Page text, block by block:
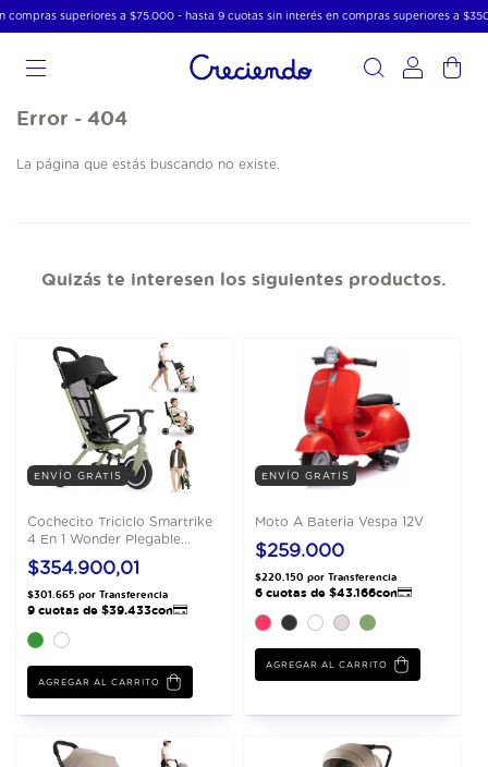
superiores a $75.000 - hasta 9 cuotas sin interés en compras superiores a
Error - 404
La página que estás buscando no existe.
Quizás te interesen los siguientes productos.
ENVÍO GRATIS
Cochecito Triciclo Smartrike
4 En 1 Wonder Plegable
Compacto
$354.900,01
AGREGAR AL CARRITO
ENVÍO GRATIS
Moto A Bateria Vespa 12V
$259.000
AGREGAR AL CARRITO